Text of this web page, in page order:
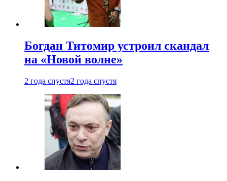
Богдан Титомир устроил скандал
на «Новой волне»
2 года спустя2 года спустя